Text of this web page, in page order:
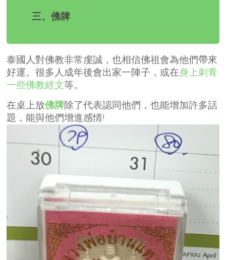
三、佛牌
泰國人對佛教非常虔誠，也相信佛祖會為他們帶來
好運。很多人成年後會出家一陣子，或在身上刺青
一些佛教經文等。
在桌上放佛牌除了代表認同他們，也能增加許多話
題，能與他們增進感情!